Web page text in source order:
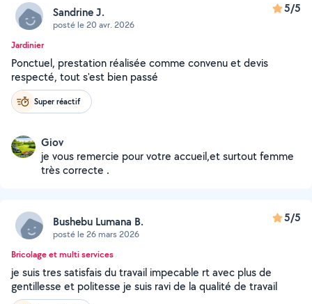
Sandrine J.
posté le 20 avr. 2026
5/5
Jardinier
Ponctuel, prestation réalisée comme convenu et devis
respecté, tout s'est bien passé
Super réactif
Giov
je vous remercie pour votre accueil,et surtout femme
très correcte .
Bushebu Lumana B.
posté le 26 mars 2026
5/5
Bricolage et multi services
je suis tres satisfais du travail impecable rt avec plus de
gentillesse et politesse je suis ravi de la qualité de travail